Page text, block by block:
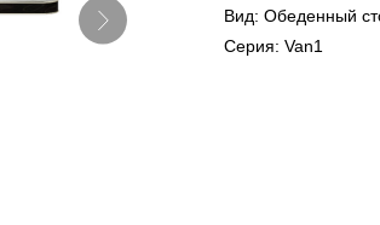
Вид: Обеденный
Серия: Van1